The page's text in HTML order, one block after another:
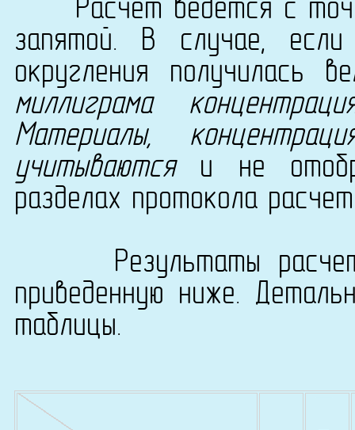
Расчет ведется с
запятой. В случае,
округления получилась
миллиграма
Материалы,
учитываютсяи не
разделах протокола
Результаты расчета
приведенную ниже.
таблицы.